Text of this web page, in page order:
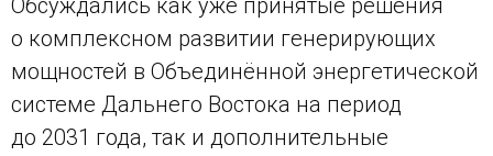
Обсуждались как уже принятые решения
о комплексном развитии генерирующих
мощностей в Объединённой энергетической
системе Дальнего Востока на период
до 2031 года, так и дополнительные